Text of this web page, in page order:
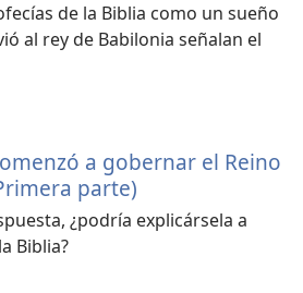
de la Biblia como un sueño
al rey de Babilonia señalan el
a gobernar el Reino
parte)
¿podría explicársela a
Biblia?